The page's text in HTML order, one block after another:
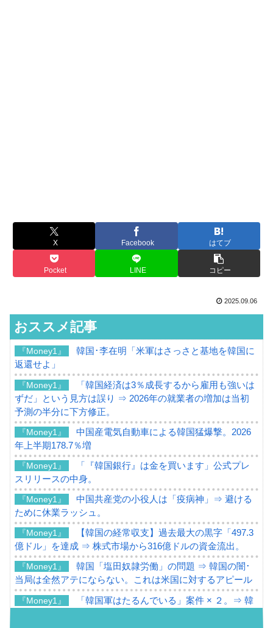
X Facebook はてブ
Pocket LINE コピー
2025.09.06
おススメ記事
『Money1』
韓国･李在明「米軍はさっさと基地を韓国に
返還せよ」
『Money1』
「韓国経済は3％成長するから雇用も強いは
ずだ」という見方は誤り ⇒ 2026年の就業者の増加は当初
予測の半分に下方修正。
『Money1』
中国産電気自動車による韓国猛爆撃。2026
年上半期178.7％増
『Money1』
「『韓国銀行』は金を買います」公式プレ
スリリースの中身。
『Money1』
中国共産党の小役人は「疫病神」⇒ 避ける
ために休業ラッシュ。
『Money1』
【韓国の経常収支】過去最大の黒字「497.3
億ドル」を達成 ⇒ 株式市場から316億ドルの資金流出。
『Money1』
韓国「塩田奴隷労働」の問題 ⇒ 韓国の闇･
当局は全然アテにならない。これは米国に対するアピール
『Money1』
「韓国軍はたるんでいる」案件 × ２。⇒ 韓